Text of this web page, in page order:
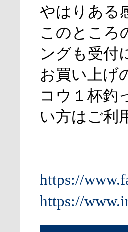
やはりある
このところ
ングも受付
お買い上げ
コウ１杯釣
い方はご利
https://
https://